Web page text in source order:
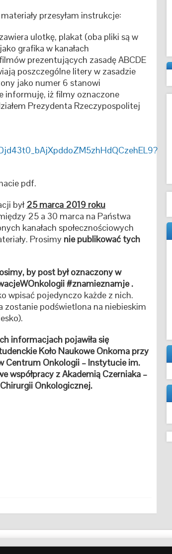
przesyłam instrukcje:
ulotkę, plakat (oba pliki są w
grafika w kanałach
prezentujących zasadę ABCDE
poszczególne litery w zasadzie
jako numer 6 stanowi
informuję, iż filmy oznaczone
Prezydenta Rzeczypospolitej
pdf.
był25 marca 2019 roku
25 a 30 marca na Państwa
kanałach społecznościowych
Prosimy nie publikować tych
by post był oznaczony w
#znamieznamje .
wpisać pojedynczo każde z nich.
zostanie podświetlona na niebieskim
informacjach pojawiła się
Koło Naukowe Onkoma przy
Centrum Onkologii – Instytucie im.
współpracy z Akademią Czerniaka –
Onkologicznej.